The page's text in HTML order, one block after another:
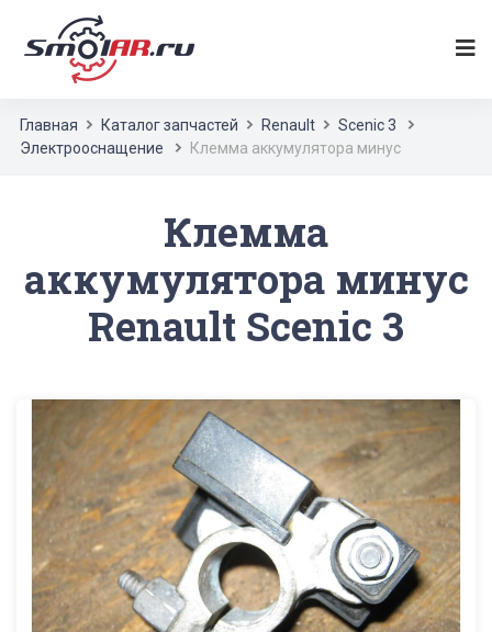
Главная Каталог запчастей Renault
Scenic 3
Электрооснащение
Клемма аккумулятора минус
Клемма
аккумулятора минус
Renault Scenic 3